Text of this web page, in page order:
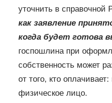
уточнить в справочной
как заявление
когда будет готова
госпошлина при
собственность может
от того, кто
физическое лицо.